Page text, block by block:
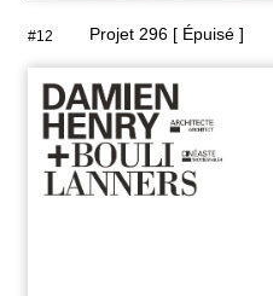
#12 Projet 296 [ Épuisé ]